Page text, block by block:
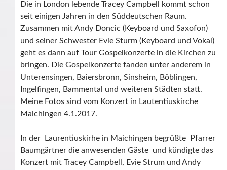
Die in London lebende Tracey Campbell kommt schon
seit einigen Jahren in den Süddeutschen Raum.
Zusammen mit Andy Doncic (Keyboard und Saxofon)
und seiner Schwester Evie Sturm (Keyboard und Vokal)
geht es dann auf Tour Gospelkonzerte in die Kirchen zu
bringen. Die Gospelkonzerte fanden unter anderem in
Unterensingen, Baiersbronn, Sinsheim, Böblingen,
Ingelfingen, Bammental und weiteren Städten statt.
Meine Fotos sind vom Konzert in Lautentiuskirche
Maichingen 4.1.2017.
In der Laurentiuskirhe in Maichingen begrüßte Pfarrer
Baumgärtner die anwesenden Gäste und kündigte das
Konzert mit Tracey Campbell, Evie Strum und Andy